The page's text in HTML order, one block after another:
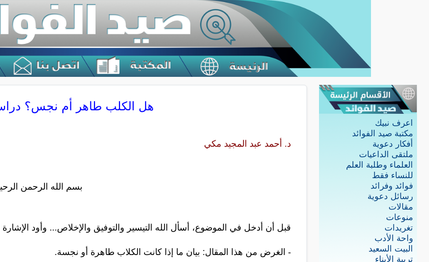
اعرف نبيك
مكتبة صيد الفوائد
أفكار دعوية
ملتقى الداعيات
العلماء وطلبة العلم
للنساء فقط
فوائد وفرائد
رسائل دعوية
مقالات
منوعات
تغريدات
واحة الأدب
البيت السعيد
تربية الأبناء
هل الكلب طاهر أم نجس؟
د. أحمد عبد المجيد مكي
بسم الله الرحمن
قبل أن أدخل في الموضوع، أسأل الله التيسير والتوفيق والإخلاص... وأود الإشارة
- الغر ض من هذا المقال: بيان ما إذا كانت الكلاب طاهرة أو نجسة.